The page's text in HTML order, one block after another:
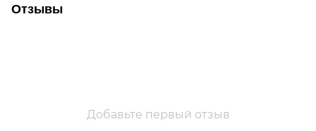
Отзывы
Добавьте первый отзыв